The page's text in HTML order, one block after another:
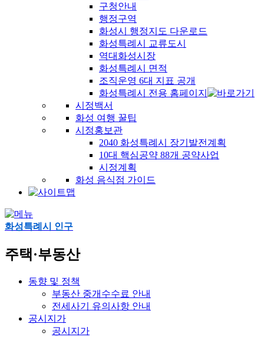
구청안내
행정구역
화성시 행정지도 다운로드
화성특례시 교류도시
역대화성시장
화성특례시 면적
조직운영 6대 지표 공개
화성특례시 전용 홈페이지
시정백서
화성 여행 꿀팁
시정홍보관
2040 화성특례시 장기발전계획
10대 핵심공약 88개 공약사업
시정계획
화성 음식점 가이드
화성특례시 인구
주택·부동산
동향 및 정책
부동산 중개수수료 안내
전세사기 유의사항 안내
공시지가
공시지가